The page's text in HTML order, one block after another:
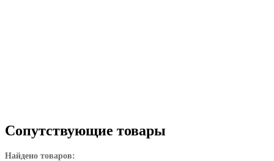
Сопутствующие товары
Найдено товаров: